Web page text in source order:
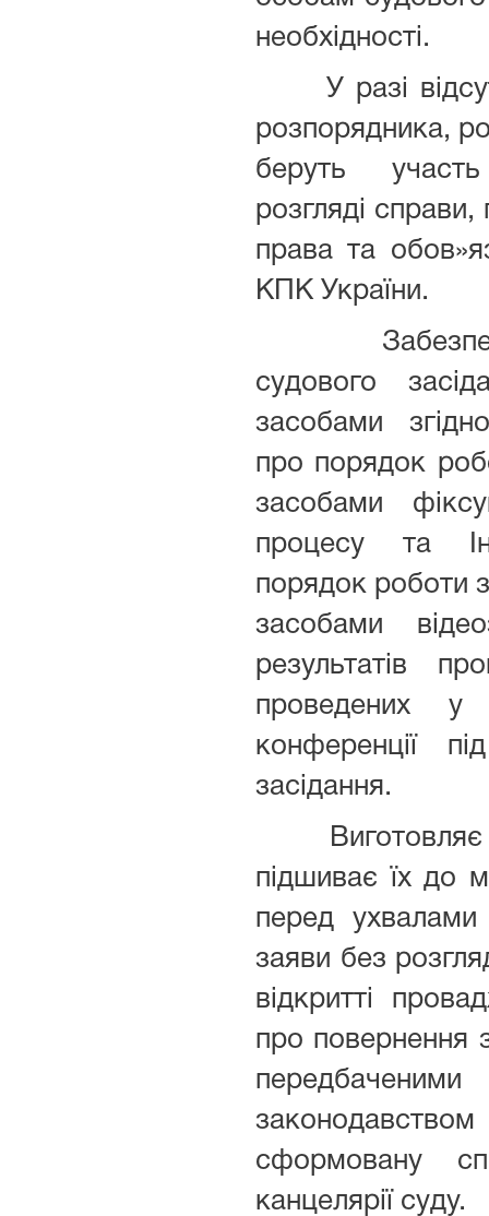
необхідності.
У разі
розпорядника,
беруть
розгляді справи,
права та
КПК України.
судового
засобами
про порядок
засобами
процесу та
порядок роботи
засобами
результатів
проведених
конференції
засідання.
Виготовляє
підшиває їх до
перед
заяви без
відкритті
про повернення
сформовану
канцелярії суду.